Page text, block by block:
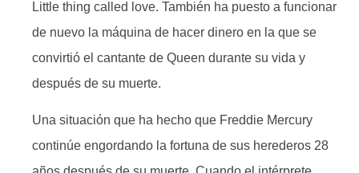
Little thing called love. También ha puesto a funcionar
de nuevo la máquina de hacer dinero en la que se
convirtió el cantante de Queen durante su vida y
después de su muerte.
Una situación que ha hecho que Freddie Mercury
continúe engordando la fortuna de sus herederos 28